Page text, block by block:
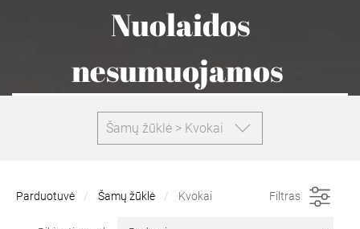
Nuolaidos
nesumuojamos
Šamų žūklė > Kvokai
Parduotuvė Šamų žūklė Kvokai Filtras